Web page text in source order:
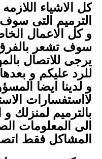
كل الاشياء
الترميم التى
و كل الاعمال
سوف تشعر
يرجى للاتصال
للرد عليكم و
و لدينا ايضا
لااستفسارات
بالترميم لمنزلك
الى المعلومات
المشاكل فقط